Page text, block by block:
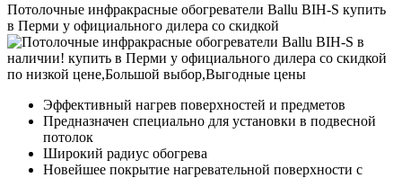
Потолочные инфракрасные обогреватели Ballu BIH-S купить
в Перми у официального дилера со скидкой
Эффективный нагрев поверхностей и предметов
Предназначен специально для установки в подвесной
потолок
Широкий радиус обогрева
Новейшее покрытие нагревательной поверхности с